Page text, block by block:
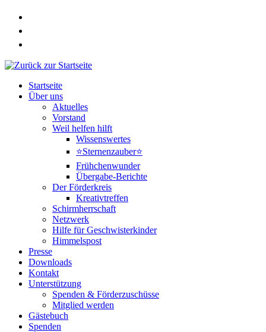
Zum
springen
Startseite
Über uns
Aktuelles
Vorstand
Weil helfen hilft
Wissenswertes
⭐Sternenzauber⭐
Frühchenwunder
Übergabe-Berichte
Der Förderkreis
Kreativtreffen
Schirmherrschaft
Netzwerk
Hilfe für Geschwisterkinder
Himmelspost
Presse
Downloads
Kontakt
Unterstützung
Spenden & Förderzuschüsse
Mitglied werden
Gästebuch
Spenden